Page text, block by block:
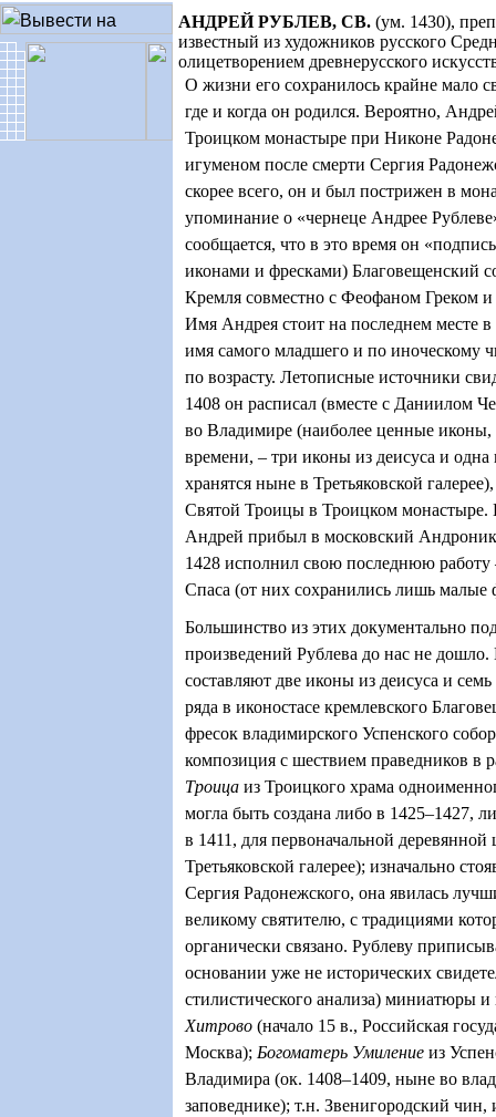
АНДРЕЙ РУБЛЕВ, СВ. (ум. 1430),
известный из художников русского
олицетворением древнерусского
О жизни его сохранилось крайне мало
где и когда он родился. Вероятно,
Троицком монастыре при Никоне
игуменом после смерти Сергия
скорее всего, он и был пострижен в
упоминание о «чернеце Андрее
сообщается, что в это время он
иконами и фресками) Благовещенский
Кремля совместно с Феофаном Греком
Имя Андрея стоит на последнем месте в
имя самого младшего и по иноческому
по возрасту. Летописные источники
1408 он расписал (вместе с Даниилом
во Владимире (наиболее ценные иконы,
времени, – три иконы из деисуса и одна
хранятся ныне в Третьяковской
Святой Троицы в Троицком монастыре.
Андрей прибыл в московский
1428 исполнил свою последнюю работу
Спаса (от них сохранились лишь малые
Большинство из этих документально
произведений Рублева до нас не
составляют две иконы из деисуса и
ряда в иконостасе кремлевского
фресок владимирского Успенского
композиция с шествием праведников в
Троица из Троицкого храма
могла быть создана либо в 1425–1427,
в 1411, для первоначальной
Третьяковской галерее); изначально
Сергия Радонежского, она явилась
великому святителю, с традициями
органически связано. Рублеву
основании уже не исторических
стилистического анализа) миниатюры
Хитрово (начало 15 в., Российская
Москва); Богоматерь Умиление из
Владимира (ок. 1408–1409, ныне во
заповеднике); т.н. Звенигородский чин,